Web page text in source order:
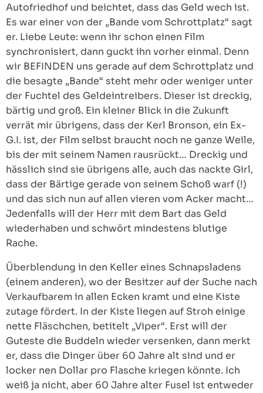
Autofriedhof und beichtet, dass das Geld wech ist.
Es war einer von der „Bande vom Schrottplatz“ sagt
er. Liebe Leute: wenn ihr schon einen Film
synchronisiert, dann guckt ihn vorher einmal. Denn
wir BEFINDEN uns gerade auf dem Schrottplatz und
die besagte „Bande“ steht mehr oder weniger unter
der Fuchtel des Geldeintreibers. Dieser ist dreckig,
bärtig und groß. Ein kleiner Blick in die Zukunft
verrät mir übrigens, dass der Kerl Bronson, ein Ex-
G.I. ist, der Film selbst braucht noch ne ganze Weile,
bis der mit seinem Namen rausrückt… Dreckig und
hässlich sind sie übrigens alle, auch das nackte Girl,
dass der Bärtige gerade von seinem Schoß warf (!)
und das sich nun auf allen vieren vom Acker macht…
Jedenfalls will der Herr mit dem Bart das Geld
wiederhaben und schwört mindestens blutige
Rache.
Überblendung in den Keller eines Schnapsladens
(einem anderen), wo der Besitzer auf der Suche nach
Verkaufbarem in allen Ecken kramt und eine Kiste
zutage fördert. In der Kiste liegen auf Stroh einige
nette Fläschchen, betitelt „Viper“. Erst will der
Guteste die Buddeln wieder versenken, dann merkt
er, dass die Dinger über 60 Jahre alt sind und er
locker nen Dollar pro Flasche kriegen könnte. Ich
weiß ja nicht, aber 60 Jahre alter Fusel ist entweder